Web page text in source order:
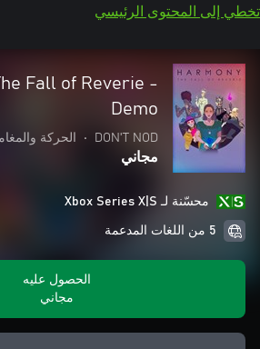
تخطي إلى المحتوى الرئيسي
Fall of Reverie -
Demo
DON'T NOD
• الحركة
مجاني
محسّنة لـ Xbox Series X|S
5 من اللغات المدعمة
الحصول عليه
مجاني